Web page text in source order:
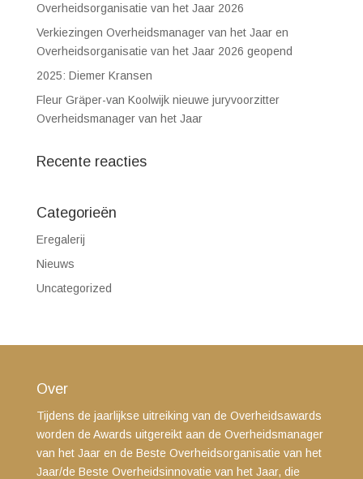
Overheidsorganisatie van het Jaar 2026
Verkiezingen Overheidsmanager van het Jaar en
Overheidsorganisatie van het Jaar 2026 geopend
2025: Diemer Kransen
Fleur Gräper-van Koolwijk nieuwe juryvoorzitter
Overheidsmanager van het Jaar
Recente reacties
Categorieën
Eregalerij
Nieuws
Uncategorized
Over
Tijdens de jaarlijkse uitreiking van de Overheidsawards
worden de Awards uitgereikt aan de Overheidsmanager
van het Jaar en de Beste Overheidsorganisatie van het
Jaar/de Beste Overheidsinnovatie van het Jaar, die